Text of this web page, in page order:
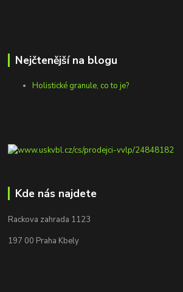
Nejčtenější na blogu
Holistické granule, co to je?
Kde nás najdete
Rackova zahrada 1123
197 00 Praha Kbely